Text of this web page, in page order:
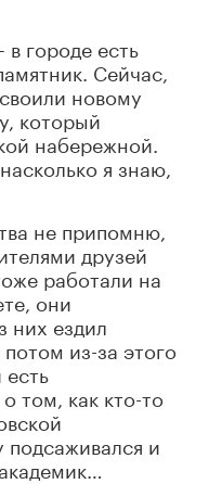
городе есть
Сейчас,
новому
который
набережной.
я знаю,
не припомню,
друзей
работали на
они
них ездил
из-за этого
том, как кто-то
и